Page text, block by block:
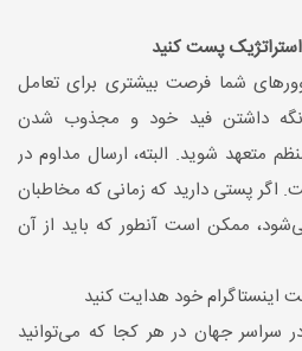
پست کنید
شما فرصت بیشتری برای تعامل
نگه داشتن فید خود و مجذوب شدن
متعهد شوید. البته، ارسال مداوم در
اگر پستی دارید که زمانی که مخاطبان
ممکن است آنطور که باید از آن
اینستاگرام خود هدایت کنید
سراسر جهان در هر کجا که می‌توانید